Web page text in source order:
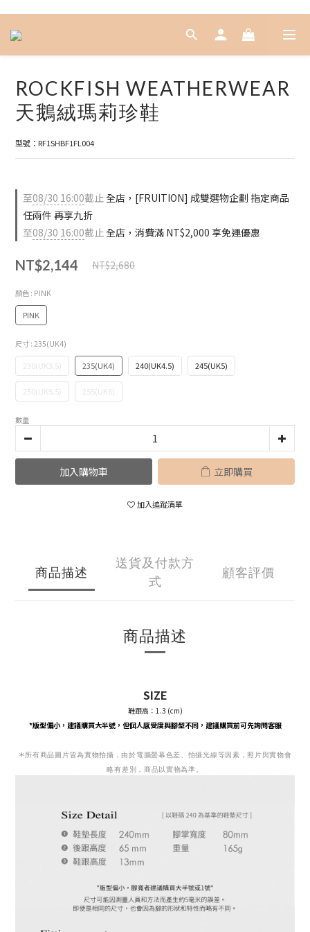
ROCKFISH WEATHERWEAR
天鵝絨瑪莉珍鞋
型號：RF1SHBF1FL004
至08/30 16:00截止全店，[FRUITION] 成雙選物企劃 指定商品
任兩件 再享九折
至08/30 16:00截止全店，消費滿 NT$2,000 享免運優惠
NT$2,144 NT$2,680
顏色 : PINK
PINK
尺寸 : 235(UK4)
230(UK3.5) 235(UK4) 240(UK4.5) 245(UK5)
250(UK5.5) 255(UK6)
數量
加入購物車 立即購買
加入追蹤清單
商品描述
送貨及付款方
式
顧客評價
商品描述
SIZE
鞋跟高：1.3 (cm)
*版型偏小， 建議購買大半號， 但個人感受度與腳型不同，建議購買前可先詢問客服
＊所有商品圖片皆為實物拍攝，由於電腦螢幕色差、拍攝光線等因素，照片與實物會
略有差別，商品以實物為準。